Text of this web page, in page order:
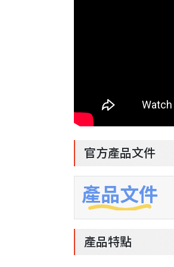
官方產品文件
產品文件
產品特點